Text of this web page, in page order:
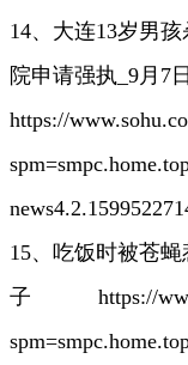
14、大连13岁男
院申请强执_9月7日
https://
15、吃饭时被苍
子
https://